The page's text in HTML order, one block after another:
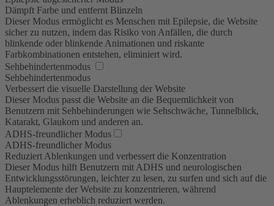
Dämpft Farbe und entfernt Blinzeln
Dieser Modus ermöglicht es Menschen mit Epilepsie, die Website
sicher zu nutzen, indem das Risiko von Anfällen, die durch
blinkende oder blinkende Animationen und riskante
Farbkombinationen entstehen, eliminiert wird.
Sehbehindertenmodus
Sehbehindertenmodus
Verbessert die visuelle Darstellung der Website
Dieser Modus passt die Website an die Bequemlichkeit von
Benutzern mit Sehbehinderungen wie Sehschwäche, Tunnelblick,
Katarakt, Glaukom und anderen an.
ADHS-freundlicher Modus
ADHS-freundlicher Modus
Reduziert Ablenkungen und verbessert die Konzentration
Dieser Modus hilft Benutzern mit ADHS und neurologischen
Entwicklungsstörungen, leichter zu lesen, zu surfen und sich auf die
Hauptelemente der Website zu konzentrieren, während
Ablenkungen erheblich reduziert werden.